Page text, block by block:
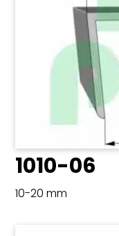
1010-06
10-20 mm